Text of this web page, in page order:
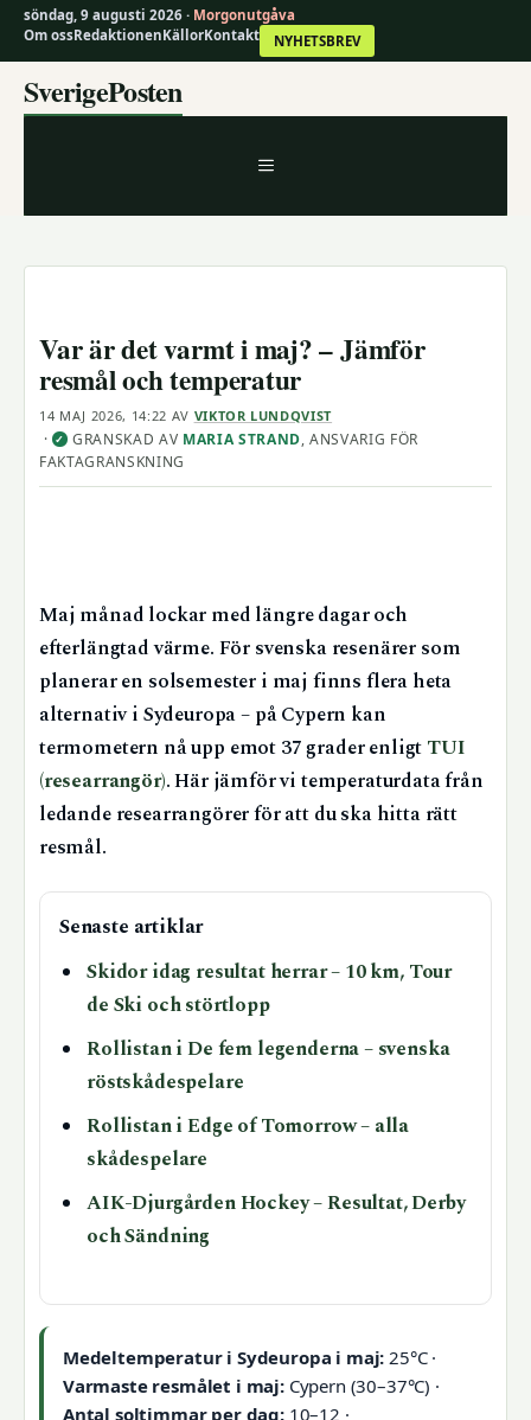
söndag, 9 augusti 2026 · Morgonutgåva
Om ossRedaktionenKällorKontakt NYHETSBREV
SverigePosten
MENY
Var är det varmt i maj? – Jämför
resmål och temperatur
14 MAJ 2026, 14:22 AV VIKTOR LUNDQVIST
· ✓ GRANSKAD AV MARIA STRAND, ANSVARIG FÖR
FAKTAGRANSKNING
Maj månad lockar med längre dagar och
efterlängtad värme. För svenska resenärer som
planerar en solsemester i maj finns flera heta
alternativ i Sydeuropa – på Cypern kan
termometern nå upp emot 37 grader enligt TUI
(researrangör). Här jämför vi temperaturdata från
ledande researrangörer för att du ska hitta rätt
resmål.
Senaste artiklar
Skidor idag resultat herrar – 10 km, Tour
de Ski och störtlopp
Rollistan i De fem legenderna – svenska
röstskådespelare
Rollistan i Edge of Tomorrow – alla
skådespelare
AIK-Djurgården Hockey – Resultat, Derby
och Sändning
Medeltemperatur i Sydeuropa i maj: 25°C ·
Varmaste resmålet i maj:Cypern (30–37°C) ·
Antal soltimmar per dag:10–12 ·